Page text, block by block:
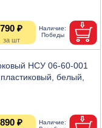
790 ₽
НСУ 06-60-001
белый,
890 ₽